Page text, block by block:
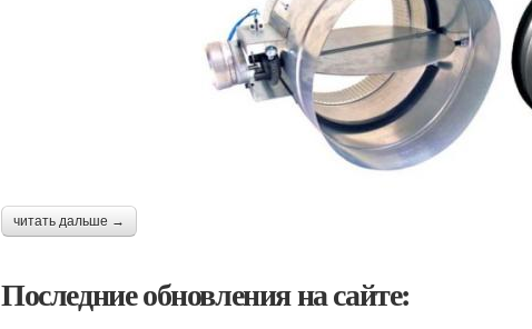
читать дальше →
Последние обновления на сайте: